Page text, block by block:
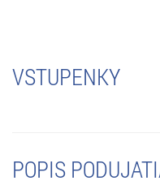
VSTUPENKY
POPIS